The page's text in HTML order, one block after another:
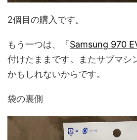
2個目の購入です。
もう一つは、「 Samsung 970
付けたままです。またサブマシ
かもしれないからです。
袋の裏側